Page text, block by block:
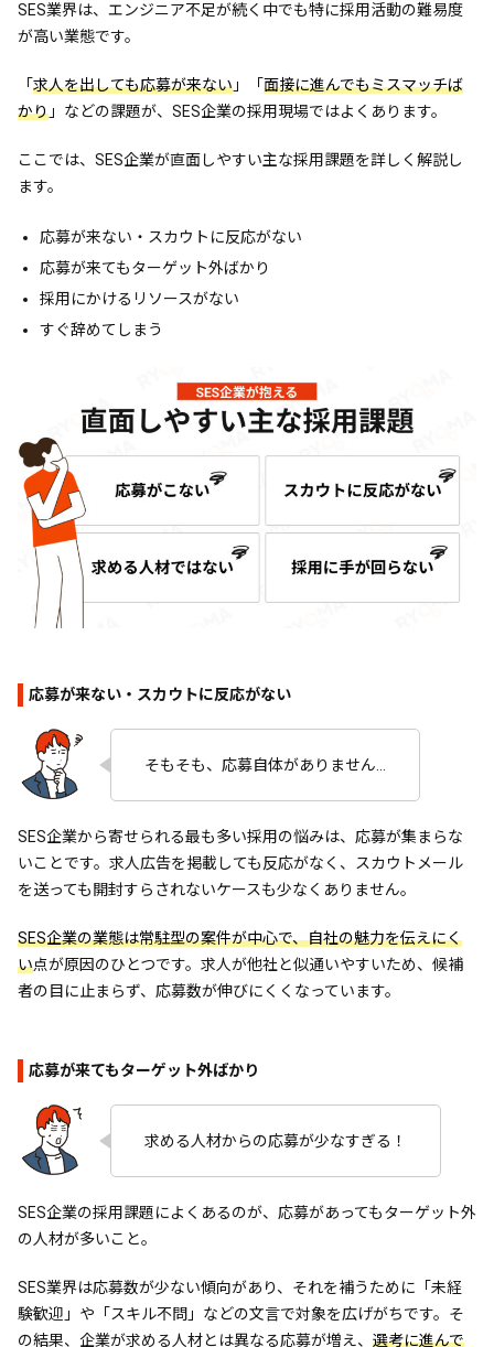
SES業界は、エンジニア不足が続く中でも特に採用活動の難易度
が高い業態です。
「 求人を出しても応募が来ない 」「 面接に進んでもミスマッチば
かり 」などの課題が、SES企業の採用現場ではよくあります。
ここでは、SES企業が直面しやすい主な採用課題を詳しく解説し
ます。
応募が来ない・スカウトに反応がない
応募が来てもターゲット外ばかり
採用にかけるリソースがない
すぐ辞めてしまう
応募が来ない・スカウトに反応がない
そもそも、応募自体がありません…
SES企業から寄せられる最も多い採用の悩みは、応募が集まらな
いことです。求人広告を掲載しても反応がなく、スカウトメール
を送っても開封すらされないケースも少なくありません。
SES企業の業態は常駐型の案件が中心で、自社の魅力を伝えにく
い点が原因のひとつです。求人が他社と似通いやすいため、候補
者の目に止まらず、応募数が伸びにくくなっています。
応募が来てもターゲット外ばかり
求める人材からの応募が少なすぎる！
SES企業の採用課題によくあるのが、応募があってもターゲット外
の人材が多いこと。
SES業界は応募数が少ない傾向があり、それを補うために「未経
験歓迎」や「スキル不問」などの文言で対象を広げがちです。そ
の結果、企業が求める人材とは異なる応募が増え、 選考に進んで